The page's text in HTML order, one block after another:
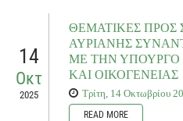
14
Οκτ
2025
ΘΕΜΑΤΙΚΕΣ ΠΡΟΣ
ΑΥΡΙΑΝΗΣ
ΜΕ ΤΗΝ ΥΠΟΥΡΓΟ
ΚΑΙ ΟΙΚΟΓΕΝΕΙΑΣ
Τρίτη, 14 Οκτωβρίου
READ MORE